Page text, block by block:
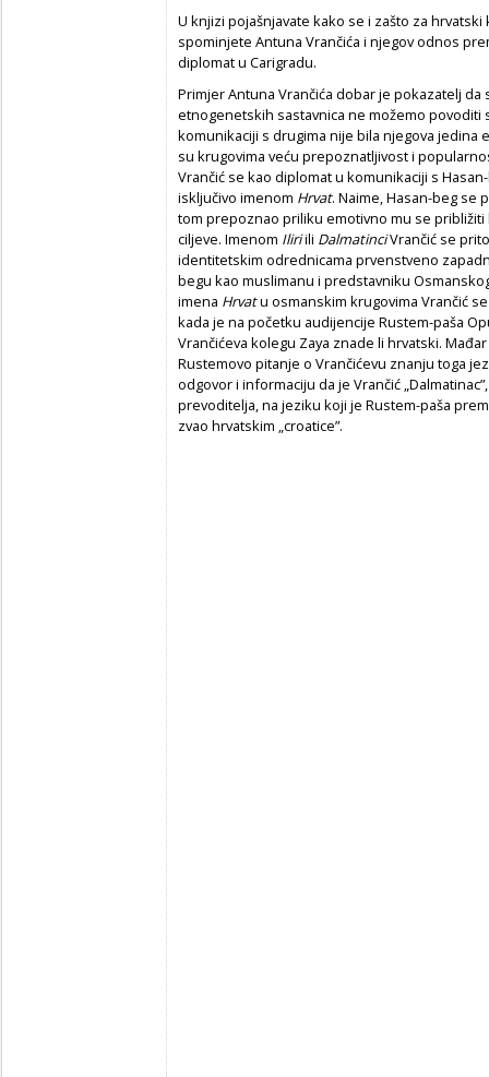
U knjizi pojašnjavate kako se i zašto za
spominjete Antuna Vrančića i njegov odnos
diplomat u Carigradu.
Primjer Antuna Vrančića dobar je pokazatelj
etnogenetskih sastavnica ne možemo povoditi
komunikaciji s drugima nije bila njegova jedina
su krugovima veću prepoznatljivost i
Vrančić se kao diplomat u komunikaciji s
isključivo imenom Hrvat. Naime, Hasan-beg se
tom prepoznao priliku emotivno mu se
ciljeve. Imenom Iliriili DalmatinciVrančić se
identitetskim odrednicama prvenstveno
begu kao muslimanu i predstavniku
imena Hrvatu osmanskim krugovima Vrančić
kada je na početku audijencije Rustem-paša
Vrančićeva kolegu Zaya znade li hrvatski.
Rustemovo pitanje o Vrančićevu znanju toga
odgovor i informaciju da je Vrančić
prevoditelja, na jeziku koji je Rustem-paša
zvao hrvatskim „croatice”.